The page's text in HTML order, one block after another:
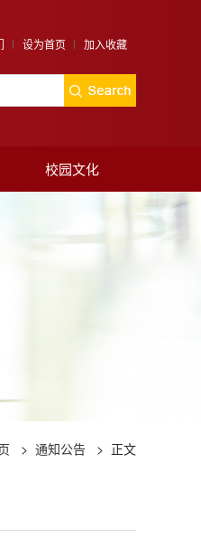
设为首页 加入收藏
校园文化
> 通知公告 > 正文